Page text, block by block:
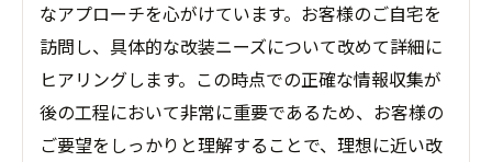
なアプローチを心がけています。お客様のご自宅を
訪問し、具体的な改装ニーズについて改めて詳細に
ヒアリングします。この時点での正確な情報収集が
後の工程において非常に重要であるため、お客様の
ご要望をしっかりと理解することで、理想に近い改